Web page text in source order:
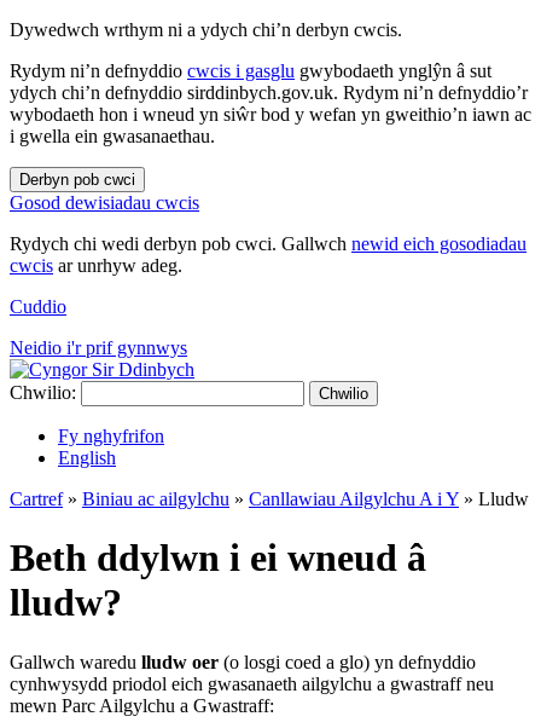
Dywedwch wrthym ni a ydych chi’n derbyn cwcis.
Rydym ni’n defnyddio cwcis i gasglu gwybodaeth ynglŷn â sut
ydych chi’n defnyddio sirddinbych.gov.uk. Rydym ni’n defnyddio’r
wybodaeth hon i wneud yn siŵr bod y wefan yn gweithio’n iawn ac
i gwella ein gwasanaethau.
Derbyn pob cwci
Gosod dewisiadau cwcis
Rydych chi wedi derbyn pob cwci. Gallwch newid eich gosodiadau
cwcis ar unrhyw adeg.
Cuddio
Neidio i'r prif gynnwys
Chwilio: Chwilio
Fy nghyfrifon
English
Cartref» Biniau ac ailgylchu » Canllawiau Ailgylchu A i Y » Lludw
Beth ddylwn i ei wneud â
lludw?
Gallwch waredu lludw oer (o losgi coed a glo) yn defnyddio
cynhwysydd priodol eich gwasanaeth ailgylchu a gwastraff neu
mewn Parc Ailgylchu a Gwastraff: